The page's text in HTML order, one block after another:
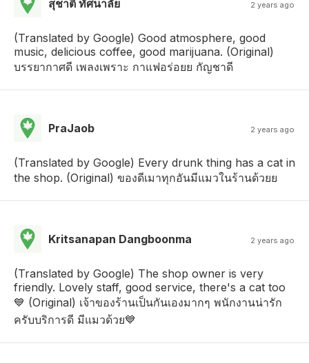
สุชาติ ทัศนาลัย 2 years ago
(Translated by Google) Good atmosphere, good
music, delicious coffee, good marijuana. (Original)
บรรยากาศดี เพลงเพราะ กาแฟอร่อยย กัญชาดี
PraJaob 2 years ago
(Translated by Google) Every drunk thing has a cat in
the shop. (Original) ของดีเมาทุกอันมีแมวในร้านด้วยย
Kritsanapan Dangboonma 2 years ago
(Translated by Google) The shop owner is very
friendly. Lovely staff, good service, there's a cat too
💙 (Original) เจ้าของร้านเป็นกันเองมากๆ พนักงานน่ารัก
ครับบริการดี มีแมวด้วย💙